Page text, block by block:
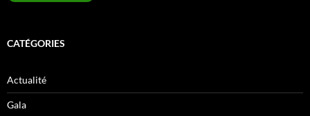
CATÉGORIES
Actualité
Gala